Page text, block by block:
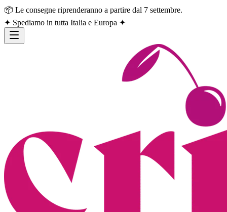
📦 Le consegne riprenderanno a partire dal 7 settembre.
✦ Spediamo in tutta Italia e Europa ✦